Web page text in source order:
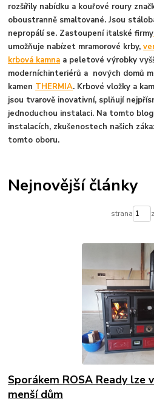
rozšířily nabídku a kouřové roury
oboustranně smaltované. Jsou
nepropálí se. Zastoupení italské firmy
umožňuje nabízet mramorové krby,
krbová kamna a peletové výrobky
moderníchinteriérů a nových domů
kamen THERMIA. Krbové vložky a
jsou tvarově inovativní, splňují
jednoduchou instalaci. Na tomto
instalacích, zkušenostech našich
tomto oboru.
Nejnovější články
strana
Sporákem ROSA Ready lze
menší dům